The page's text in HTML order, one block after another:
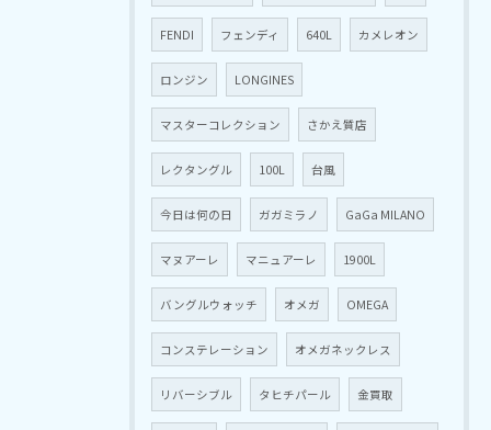
FENDI フェンディ 640L カメレオン
ロンジン LONGINES
マスターコレクション さかえ質店
レクタングル 100L 台風
今日は何の日 ガガミラノ GaGa MILANO
マヌアーレ マニュアーレ 1900L
バングルウォッチ オメガ OMEGA
コンステレーション オメガネックレス
リバーシブル タヒチパール 金買取